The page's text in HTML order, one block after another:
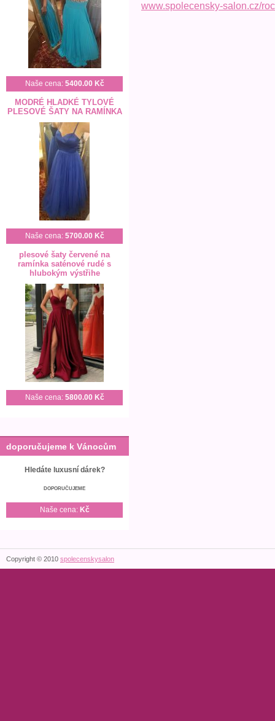
Naše cena: 5400.00 Kč
MODRÉ HLADKÉ TYLOVÉ
PLESOVÉ ŠATY NA RAMÍNKA
Naše cena: 5700.00 Kč
plesové šaty červené na
ramínka saténové rudé s
hlubokým výstřihe
Naše cena: 5800.00 Kč
doporučujeme k Vánocům
Hledáte luxusní dárek?
DOPORUČUJEME
Naše cena: Kč
www.spolecensky-salon.cz/
Copyright © 2010 spolecenskysalon